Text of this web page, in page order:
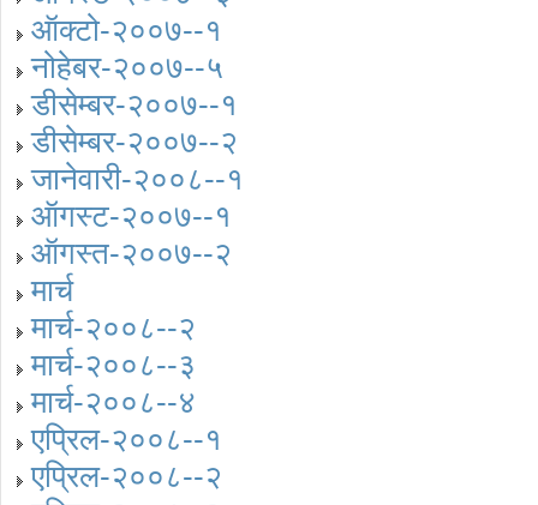
ऑक्टो-२००७--१
नोहेबर-२००७--५
डीसेम्बर-२००७--१
डीसेम्बर-२००७--२
जानेवारी-२००८--१
ऑगस्ट-२००७--१
ऑगस्त-२००७--२
मार्च
मार्च-२००८--२
मार्च-२००८--३
मार्च-२००८--४
एप्रिल-२००८--१
एप्रिल-२००८--२